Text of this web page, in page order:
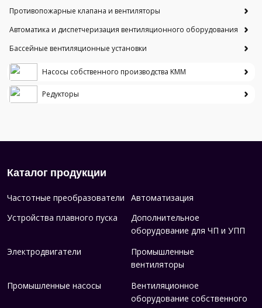
Противопожарные клапана и вентиляторы
Автоматика и диспетчеризация вентиляционного оборудования
Бассейные вентиляционные установки
Насосы собственного производства KMM
Редукторы
Каталог продукции
Частотные преобразователи
Автоматизация
Устройства плавного пуска
Дополнительное
оборудование для ЧП и УПП
Электродвигатели Промышленные
вентиляторы
Промышленные насосы Вентиляционное
оборудование собственного